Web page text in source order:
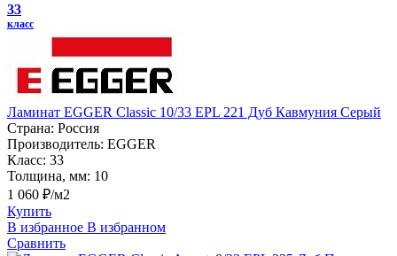
33
класс
Ламинат EGGER Classic 10/33 EPL 221 Дуб Кавмуния Серый
Страна: Россия
Производитель: EGGER
Класс: 33
Толщина, мм: 10
1 060 ₽/м2
Купить
В избранное В избранном
Сравнить